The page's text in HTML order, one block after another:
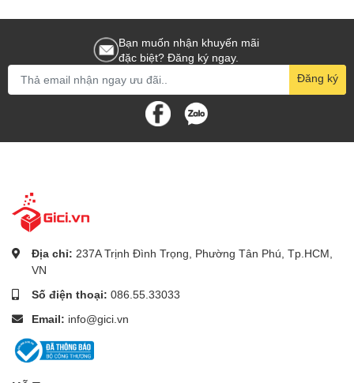
Bạn muốn nhận khuyến mãi
đặc biệt? Đăng ký ngay.
Đăng ký
Địa chỉ: 237A Trịnh Đình Trọng, Phường Tân Phú, Tp.HCM,
VN
Số điện thoại: 086.55.33033
Email: info@gici.vn